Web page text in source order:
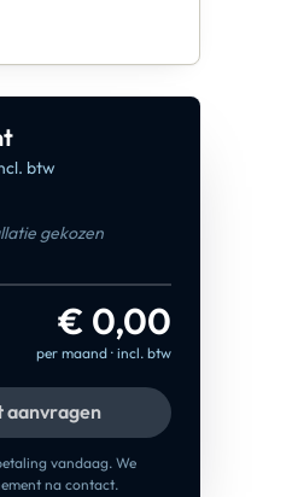
btw
gekozen
€ 0,00
per maand · incl. btw
aanvragen
vandaag. We
na contact.